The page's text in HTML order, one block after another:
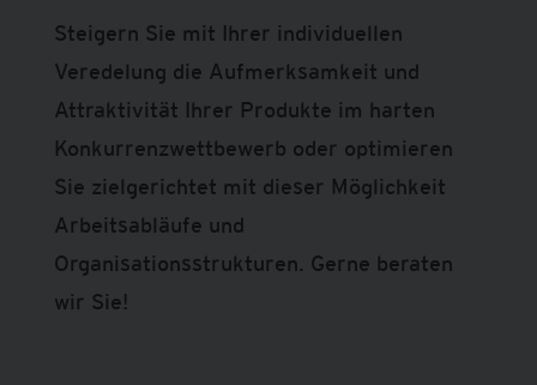
Steigern Sie mit Ihrer individuellen
Veredelung die Aufmerksamkeit und
Attraktivität Ihrer Produkte im harten
Konkurrenzwettbewerb oder optimieren
Sie zielgerichtet mit dieser Möglichkeit
Arbeitsabläufe und
Organisationsstrukturen. Gerne beraten
wir Sie!